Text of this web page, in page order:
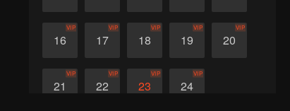
16
VIP
17
VIP
18
VIP
19
VIP
20
VIP
21
VIP
22
VIP
23
VIP
24
VIP